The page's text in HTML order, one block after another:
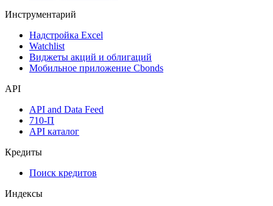
Инструментарий
Надстройка Excel
Watchlist
Виджеты акций и облигаций
Мобильное приложение Cbonds
API
API and Data Feed
710-П
API каталог
Кредиты
Поиск кредитов
Индексы